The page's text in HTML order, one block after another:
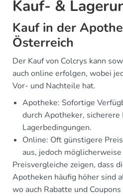
Kauf- &
Kauf in der
Österreich
Der Kauf von Colcrys kann
auch online erfolgen, wobei
Vor- und Nachteile hat.
Apotheke: Sofortige
durch Apotheker,
Lagerbedingungen.
Online: Oft günstigere
aus, jedoch
Preisvergleiche zeigen, dass
Apotheken häufig höher sind
wo auch Rabatte und